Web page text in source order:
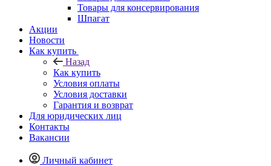
Товары для консервирования
Шпагат
Акции
Новости
Как купить
Назад
Как купить
Условия оплаты
Условия доставки
Гарантия и возврат
Для юридических лиц
Контакты
Вакансии
Личный кабинет